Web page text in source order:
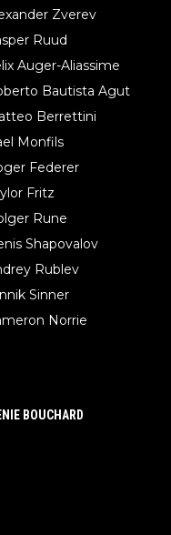
Zverev
Ruud
Auger-Aliassime
Bautista Agut
Berrettini
Monfils
Federer
Fritz
Rune
Shapovalov
Rublev
Sinner
Norrie
BOUCHARD